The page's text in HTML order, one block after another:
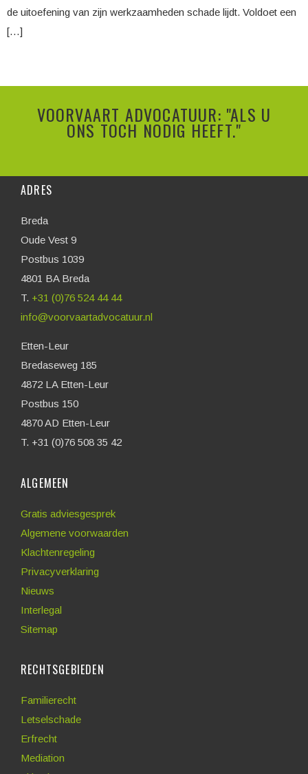
de uitoefening van zijn werkzaamheden schade lijdt. Voldoet een
[…]
VOORVAART ADVOCATUUR: "ALS U
ONS TOCH NODIG HEEFT."
ADRES
Breda
Oude Vest 9
Postbus 1039
4801 BA Breda
T. +31 (0)76 524 44 44
info@voorvaartadvocatuur.nl
Etten-Leur
Bredaseweg 185
4872 LA Etten-Leur
Postbus 150
4870 AD Etten-Leur
T. +31 (0)76 508 35 42
ALGEMEEN
Gratis adviesgesprek
Algemene voorwaarden
Klachtenregeling
Privacyverklaring
Nieuws
Interlegal
Sitemap
RECHTSGEBIEDEN
Familierecht
Letselschade
Erfrecht
Mediation